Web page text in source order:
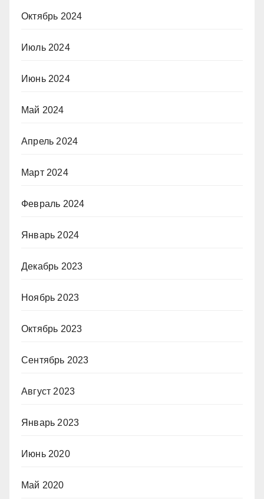
Октябрь 2024
Июль 2024
Июнь 2024
Май 2024
Апрель 2024
Март 2024
Февраль 2024
Январь 2024
Декабрь 2023
Ноябрь 2023
Октябрь 2023
Сентябрь 2023
Август 2023
Январь 2023
Июнь 2020
Май 2020